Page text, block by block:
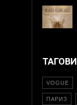
ТАГОВИ
VOGUE
ПАРИЗ